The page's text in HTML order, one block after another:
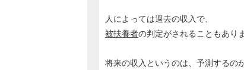
人によっては過去の収入で、
被扶養者の判定がされることもありま
将来の収入というのは、予測するの